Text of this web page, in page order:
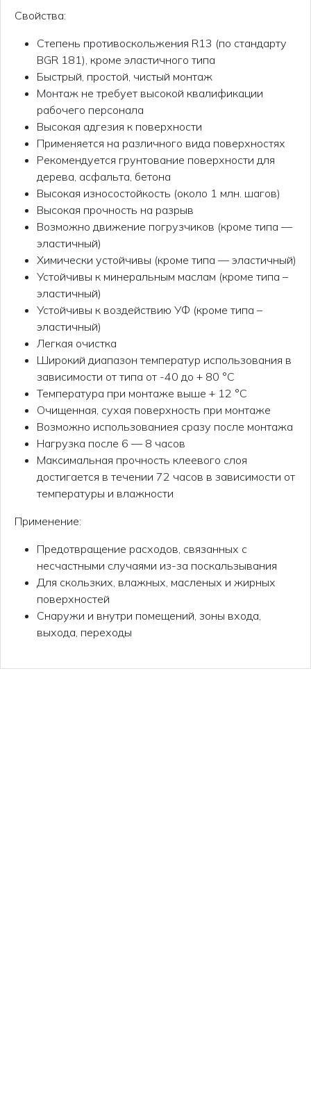
Свойства:
Степень противоскольжения R13 (по стандарту
BGR 181), кроме эластичного типа
Быстрый, простой, чистый монтаж
Монтаж не требует высокой квалификации
рабочего персонала
Высокая адгезия к поверхности
Применяется на различного вида поверхностях
Рекомендуется грунтование поверхности для
дерева, асфальта, бетона
Высокая износостойкость (около 1 млн. шагов)
Высокая прочность на разрыв
Возможно движение погрузчиков (кроме типа —
эластичный)
Химически устойчивы (кроме типа — эластичный)
Устойчивы к минеральным маслам (кроме типа –
эластичный)
Устойчивы к воздействию УФ (кроме типа –
эластичный)
Легкая очистка
Широкий диапазон температур использования в
зависимости от типа от -40 до + 80 °C
Температура при монтаже выше + 12 °C
Очищенная, сухая поверхность при монтаже
Возможно использованиея сразу после монтажа
Нагрузка после 6 — 8 часов
Максимальная прочность клеевого слоя
достигается в течении 72 часов в зависимости от
температуры и влажности
Применение:
Предотвращение расходов, связанных с
несчастными случаями из-за поскальзывания
Для скользких, влажных, масленых и жирных
поверхностей
Снаружи и внутри помещений, зоны входа,
выхода, переходы